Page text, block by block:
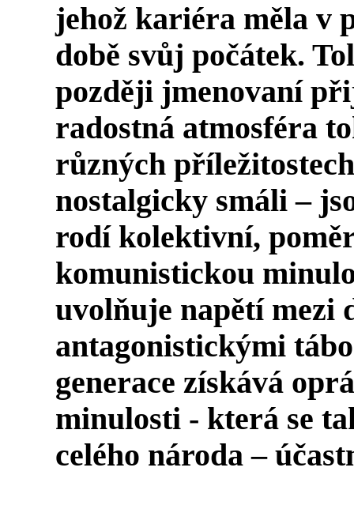
jehož kariéra měla v
době svůj počátek.
později jmenovaní
radostná atmosféra
různých
nostalgicky smáli –
rodí kolektivní,
komunistickou
uvolňuje napětí mezi
antagonistickými
generace získává
minulosti - která se
celého národa –